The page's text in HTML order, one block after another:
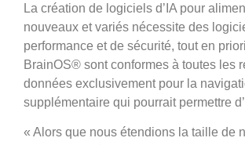
La création de logiciels d’IA pour
nouveaux et variés nécessite des
performance et de sécurité, tout en
BrainOS® sont conformes à toutes les
données exclusivement pour la
supplémentaire qui pourrait permettre
« Alors que nous étendions la taille de